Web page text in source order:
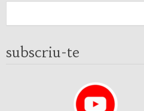
subscriu-te